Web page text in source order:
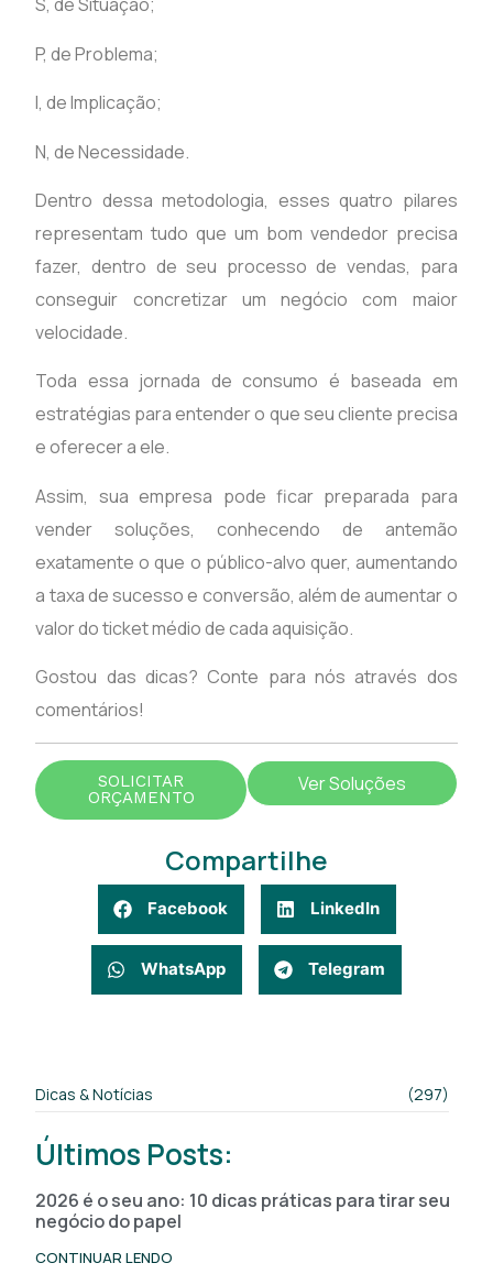
S, de Situação;
P, de Problema;
I, de Implicação;
N, de Necessidade.
Dentro dessa metodologia, esses quatro pilares
representam tudo que um bom vendedor precisa
fazer, dentro de seu processo de vendas, para
conseguir concretizar um negócio com maior
velocidade.
Toda essa jornada de consumo é baseada em
estratégias para entender o que seu cliente precisa
e oferecer a ele.
Assim, sua empresa pode ficar preparada para
vender soluções, conhecendo de antemão
exatamente o que o público-alvo quer, aumentando
a taxa de sucesso e conversão, além de aumentar o
valor do ticket médio de cada aquisição.
Gostou das dicas? Conte para nós através dos
comentários!
SOLICITAR
ORÇAMENTO
Ver Soluções
Compartilhe
Facebook LinkedIn
WhatsApp Telegram
Dicas & Notícias (297)
Últimos Posts:
2026 é o seu ano: 10 dicas práticas para tirar seu
negócio do papel
CONTINUAR LENDO